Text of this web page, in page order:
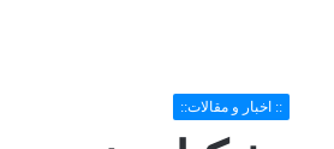
:: اخبار و مقالات::